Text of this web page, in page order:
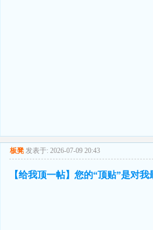
板凳 发表于: 2026-07-09 20:43
【给我顶一帖】您的“顶贴”是对